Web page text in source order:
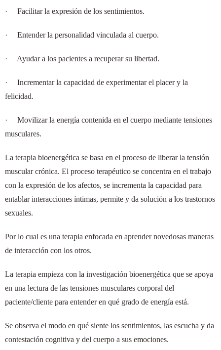
· Facilitar la expresión de los sentimientos.
· Entender la personalidad vinculada al cuerpo.
· Ayudar a los pacientes a recuperar su libertad.
·
Incrementar la capacidad de experimentar el placer y la
felicidad.
·
Movilizar la energía contenida en el cuerpo mediante tensiones
musculares.
La terapia bioenergética se basa en el proceso de liberar la tensión
muscular crónica. El proceso terapéutico se concentra en el trabajo
con la expresión de los afectos, se incrementa la capacidad para
entablar interacciones íntimas, permite y da solución a los trastornos
sexuales.
Por lo cual es una terapia enfocada en aprender novedosas maneras
de interacción con los otros.
La terapia empieza con la investigación bioenergética que se apoya
en una lectura de las tensiones musculares corporal del
paciente/cliente para entender en qué grado de energía está.
Se observa el modo en qué siente los sentimientos, las escucha y da
contestación cognitiva y del cuerpo a sus emociones.